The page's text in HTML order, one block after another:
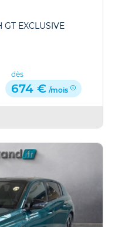
GT EXCLUSIVE
dès
674 € /mois